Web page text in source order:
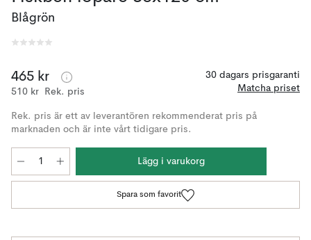
Blågrön
465 kr
510 kr Rek. pris
30 dagars prisgaranti
Matcha priset
Rek. pris är ett av leverantören rekommenderat pris på
marknaden och är inte vårt tidigare pris.
Lägg i varukorg
Spara som favorit